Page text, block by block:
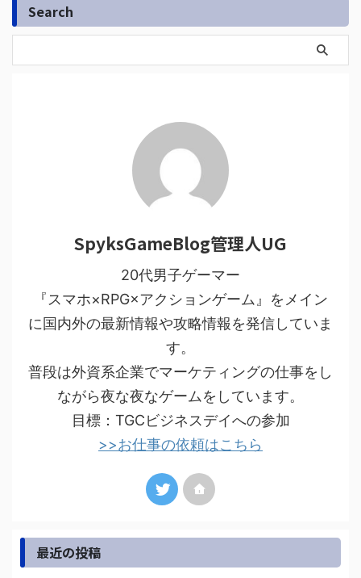
Search
SpyksGameBlog管理人UG
20代男子ゲーマー
『スマホ×RPG×アクションゲーム』をメイン
に国内外の最新情報や攻略情報を発信していま
す。
普段は外資系企業でマーケティングの仕事をし
ながら夜な夜なゲームをしています。
目標：TGCビジネスデイへの参加
>>お仕事の依頼はこちら
最近の投稿